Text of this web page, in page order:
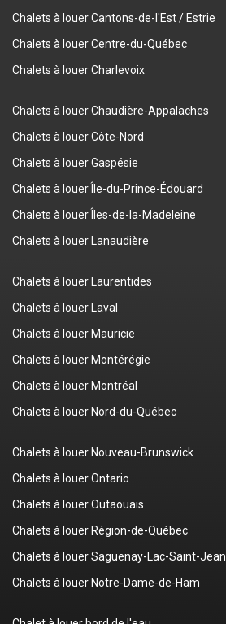
Chalets à louer Cantons-de-l'Est / Estrie
Chalets à louer Centre-du-Québec
Chalets à louer Charlevoix
Chalets à louer Chaudière-Appalaches
Chalets à louer Côte-Nord
Chalets à louer Gaspésie
Chalets à louer Île-du-Prince-Édouard
Chalets à louer Îles-de-la-Madeleine
Chalets à louer Lanaudière
Chalets à louer Laurentides
Chalets à louer Laval
Chalets à louer Mauricie
Chalets à louer Montérégie
Chalets à louer Montréal
Chalets à louer Nord-du-Québec
Chalets à louer Nouveau-Brunswick
Chalets à louer Ontario
Chalets à louer Outaouais
Chalets à louer Région-de-Québec
Chalets à louer Saguenay-Lac-Saint-Jean
Chalets à louer Notre-Dame-de-Ham